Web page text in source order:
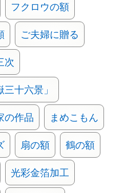
フクロウの額
ご夫婦に贈る
次
十六景」
の作品 まめこもん
扇の額 鶴の額
光彩金箔加工